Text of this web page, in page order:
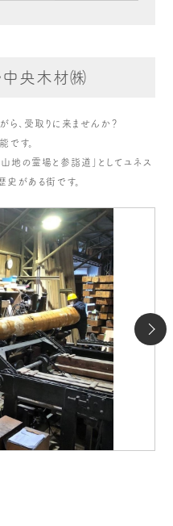
中央木材㈱
、受取りに来ませんか？
です。
地の霊場と参詣道」としてユネス
がある街です。